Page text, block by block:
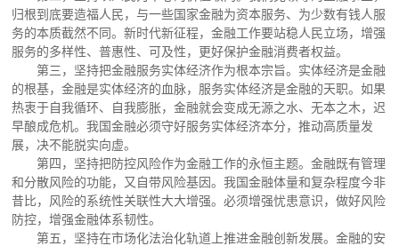
归根到底要造福人民，与一些国家金融为资本服务、为少数有钱人服
务的本质截然不同。新时代新征程，金融工作要站稳人民立场，增强
服务的多样性、普惠性、可及性，更好保护金融消费者权益。
第三，坚持把金融服务实体经济作为根本宗旨。实体经济是金融
的根基，金融是实体经济的血脉，服务实体经济是金融的天职。如果
热衷于自我循环、自我膨胀，金融就会变成无源之水、无本之木，迟
早酿成危机。我国金融必须守好服务实体经济本分，推动高质量发
展，决不能脱实向虚。
第四，坚持把防控风险作为金融工作的永恒主题。金融既有管理
和分散风险的功能，又自带风险基因。我国金融体量和复杂程度今非
昔比，风险的系统性关联性大大增强。必须增强忧患意识，做好风险
防控，增强金融体系韧性。
第五，坚持在市场化法治化轨道上推进金融创新发展。金融的安